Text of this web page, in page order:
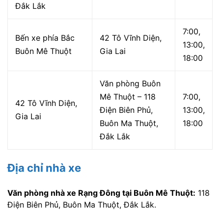
Đắk Lắk
Bến xe phía Bắc
Buôn Mê Thuột
42 Tô Vĩnh Diện,
Gia Lai
7:00,
13:00,
18:00
42 Tô Vĩnh Diện,
Gia Lai
Văn phòng Buôn
Mê Thuột – 118
Điện Biên Phủ,
Buôn Ma Thuột,
Đắk Lắk
7:00,
13:00,
18:00
Địa chỉ nhà xe
Văn phòng nhà xe Rạng Đông tại Buôn Mê Thuột: 118
Điện Biên Phủ, Buôn Ma Thuột, Đắk Lắk.